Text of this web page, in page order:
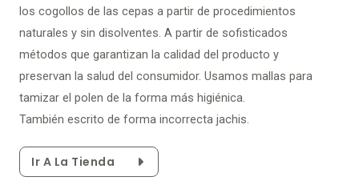
los cogollos de las cepas a partir de procedimientos
naturales y sin disolventes. A partir de sofisticados
métodos que garantizan la calidad del producto y
preservan la salud del consumidor. Usamos mallas para
tamizar el polen de la forma más higiénica.
También escrito de forma incorrecta jachis.
Ir A La Tienda